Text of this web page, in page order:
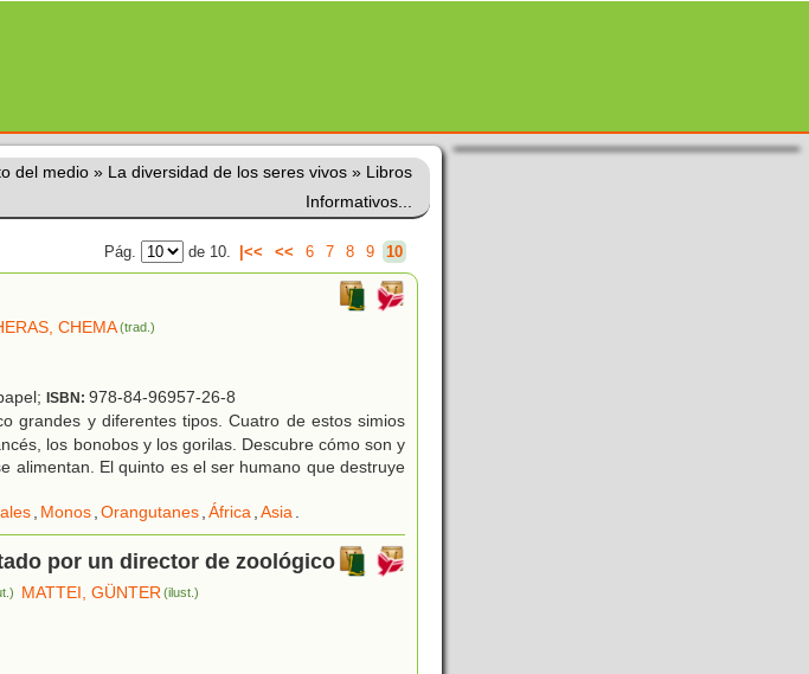
del medio » La diversidad de los seres vivos » Libros
Informativos...
Pág. de 10. |<< << 6 7 8 9 10
CHEMA (trad.)
ISBN: 978-84-96957-26-8
grandes y diferentes tipos. Cuatro de estos simios
los bonobos y los gorilas. Descubre cómo son y
alimentan. El quinto es el ser humano que destruye
Monos Orangutanes África Asia
por un director de zoológico
MATTEI, GÜNTER (ilust.)